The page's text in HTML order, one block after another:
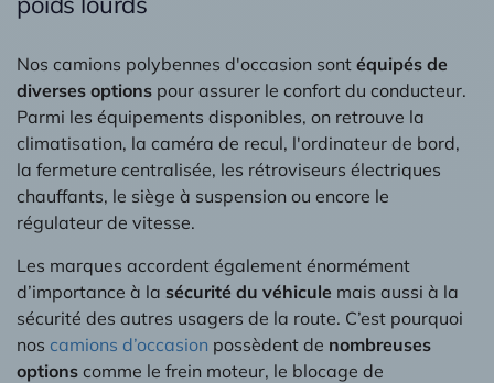
Nos camions polybennes d'occasion sont équipés de
diverses options pour assurer le confort du conducteur.
Parmi les équipements disponibles, on retrouve la
climatisation, la caméra de recul, l'ordinateur de bord,
la fermeture centralisée, les rétroviseurs électriques
chauffants, le siège à suspension ou encore le
régulateur de vitesse.
Les marques accordent également énormément
d’importance à la sécurité du véhicule mais aussi à la
sécurité des autres usagers de la route. C’est pourquoi
nos camions d’occasion possèdent de nombreuses
options comme le frein moteur, le blocage de